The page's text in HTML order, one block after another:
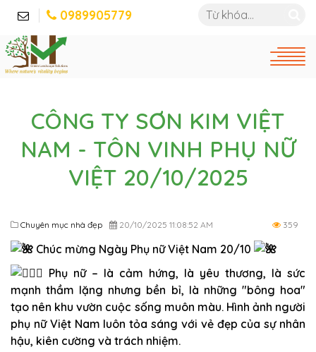
0989905779
CÔNG TY SƠN KIM VIỆT
NAM - TÔN VINH PHỤ NỮ
VIỆT 20/10/2025
Chuyên mục nhà đẹp 20/10/2025 11:08:52 AM 359
Chúc mừng Ngày Phụ nữ Việt Nam 20/10
Phụ nữ – là cảm hứng, là yêu thương, là sức
mạnh thầm lặng nhưng bền bỉ, là những "bông hoa"
tạo nên khu vườn cuộc sống muôn màu. Hình ảnh người
phụ nữ Việt Nam luôn tỏa sáng với vẻ đẹp của sự nhân
hậu, kiên cường và trách nhiệm.